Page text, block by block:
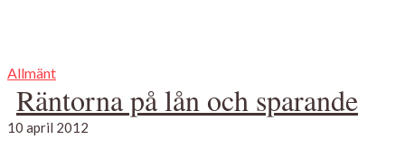
Allmänt
Räntorna på lån och sparande
10 april 2012